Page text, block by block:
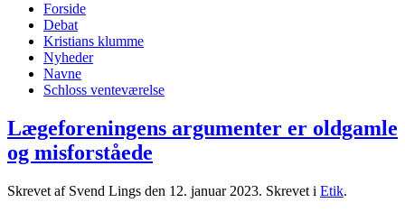
Forside
Debat
Kristians klumme
Nyheder
Navne
Schloss venteværelse
Lægeforeningens argumenter er oldgamle
og misforståede
Skrevet af Svend Lings den 12. januar 2023. Skrevet i Etik.